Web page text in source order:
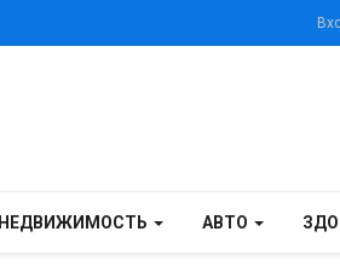
НЕДВИЖИМОСТЬ АВТО